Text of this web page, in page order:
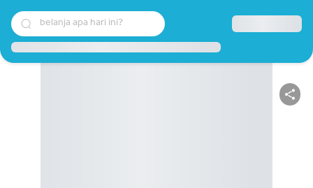
belanja apa hari ini?